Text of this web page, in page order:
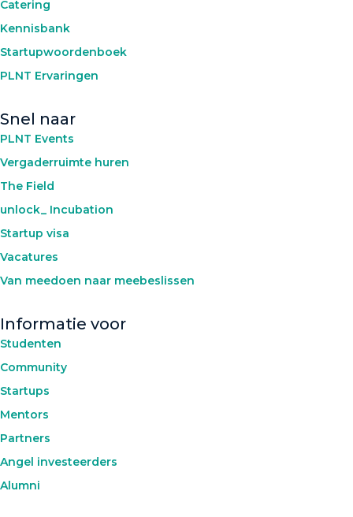
Catering
Kennisbank
Startupwoordenboek
PLNT Ervaringen
Snel naar
PLNT Events
Vergaderruimte huren
The Field
unlock_ Incubation
Startup visa
Vacatures
Van meedoen naar meebeslissen
Informatie voor
Studenten
Community
Startups
Mentors
Partners
Angel investeerders
Alumni